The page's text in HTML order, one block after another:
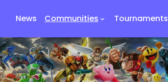
News Communities keyboard_arrow_down Tournaments